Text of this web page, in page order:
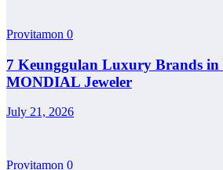
Provitamon 0
7 Keunggulan Luxury Brands in
MONDIAL Jeweler
July 21, 2026
Provitamon 0